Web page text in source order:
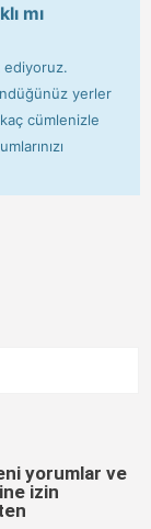
mı
ediyoruz.
yerler
cümlenizle
yorumlar ve
izin